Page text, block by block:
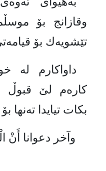
وقازانج بۆ
تێشویەك بۆ
داواكارم لە
كارەم لێ‌ قبوڵ
بكات تیایدا تەنها
وآخر دعوانا أَنْ